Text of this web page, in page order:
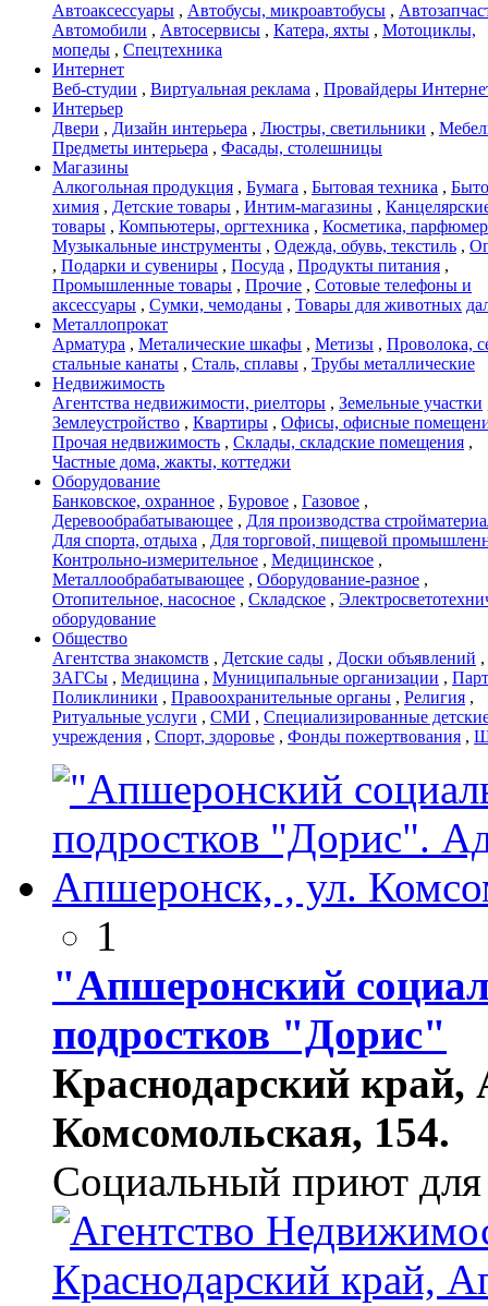
Автоаксессуары , Автобусы, микроавтобусы ,
Автомобили , Автосервисы , Катера, яхты , Мотоциклы,
мопеды , Спецтехника
Интернет
Веб-студии , Виртуальная реклама , Провайдеры
Интерьер
Двери , Дизайн интерьера , Люстры, светильники ,
Предметы интерьера , Фасады, столешницы
Магазины
Алкогольная продукция , Бумага , Бытовая техника ,
химия , Детские товары , Интим-магазины ,
товары , Компьютеры, оргтехника , Косметика,
Музыкальные инструменты , Одежда, обувь, текстиль ,
, Подарки и сувениры , Посуда , Продукты питания ,
Промышленные товары , Прочие , Сотовые телефоны и
аксессуары , Сумки, чемоданы , Товары для животных
Металлопрокат
Арматура , Металические шкафы , Метизы , Проволока,
стальные канаты , Сталь, сплавы , Трубы металлические
Недвижимость
Агентства недвижимости, риелторы , Земельные участки
Землеустройство , Квартиры , Офисы, офисные
Прочая недвижимость , Склады, складские помещения ,
Частные дома, жакты, коттеджи
Оборудование
Банковское, охранное , Буровое , Газовое ,
Деревообрабатывающее , Для производства
Для спорта, отдыха , Для торговой, пищевой
Контрольно-измерительное , Медицинское ,
Металлообрабатывающее , Оборудование-разное ,
Отопительное, насосное , Складское ,
оборудование
Общество
Агентства знакомств , Детские сады , Доски объявлений ,
ЗАГСы , Медицина , Муниципальные организации ,
Поликлиники , Правоохранительные органы , Религия ,
Ритуальные услуги , СМИ , Специализированные
учреждения , Спорт, здоровье , Фонды пожертвования ,
1
"Апшеронский
подростков "Дорис"
Краснодарский край,
Комсомольская, 154.
Социальный приют для